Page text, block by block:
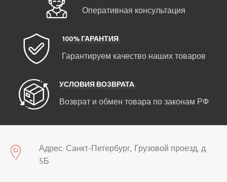
Оперативная консультация
100% ГАРАНТИЯ
Гарантируем качество наших товаров
УСЛОВИЯ ВОЗВРАТА
Возврат и обмен товара по законам РФ
Адрес: Санкт-Петербург, Грузовой проезд, д.
5Б